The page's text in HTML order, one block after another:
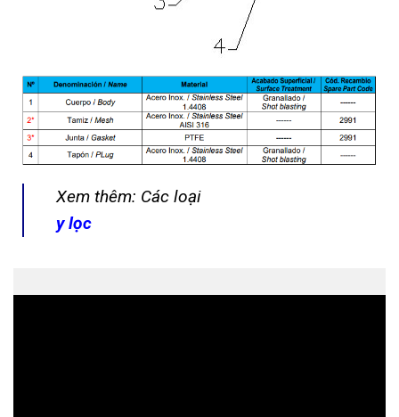
Xem thêm: Các loại
y lọc